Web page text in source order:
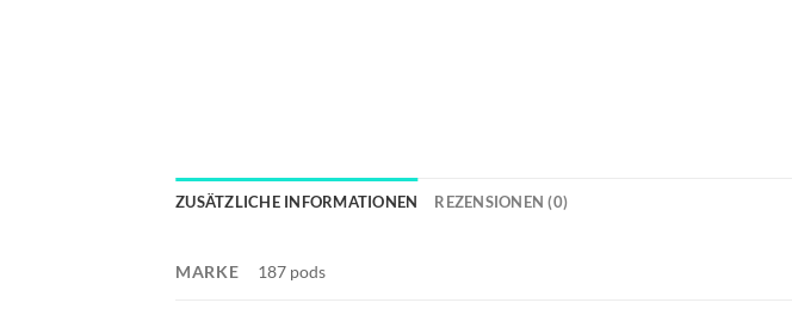
ZUSÄTZLICHE INFORMATIONEN REZENSIONEN (0)
MARKE 187 pods